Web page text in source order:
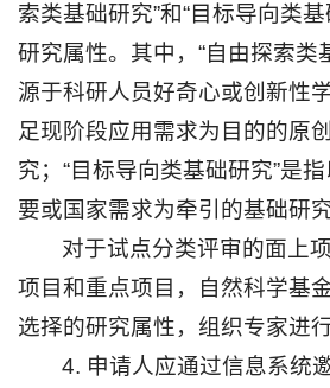
索类基础研究”和“目标导向类
研究属性。其中，“自由探索类
源于科研人员好奇心或创新性
足现阶段应用需求为目的的原
究；“目标导向类基础研究”是
要或国家需求为牵引的基础研究
对于试点分类评审的面上
项目和重点项目，自然科学基
选择的研究属性，组织专家进
4. 申请人应通过信息系统